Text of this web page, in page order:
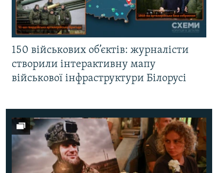
150 військових об’єктів: журналісти
створили інтерактивну мапу
військової інфраструктури Білорусі